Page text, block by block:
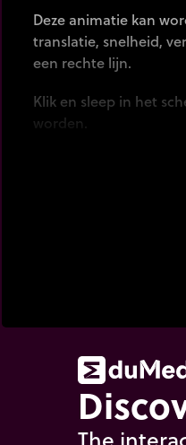
Deze animatie kan
translatie, snelheid,
een rechte lijn.
Klik en sleep in het
worden.